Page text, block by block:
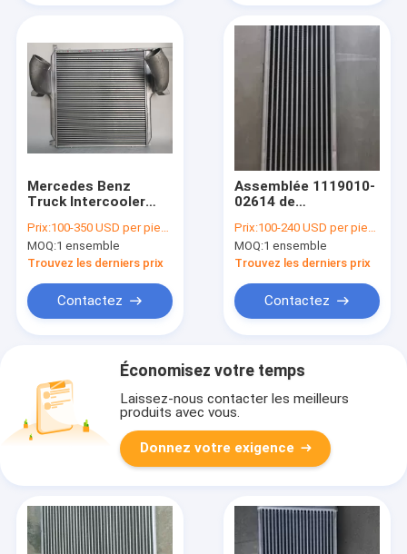
Mercedes Benz
Truck Intercooler
9425010201/9425010901
Prix:100-350 USD per piece
MOQ:1 ensemble
Trouvez les derniers prix
Contactez
Assemblée 1119010-
02614 de
intermédiaire de
radiateur d'autobus
de Yutong
Prix:100-240 USD per piece
MOQ:1 ensemble
Trouvez les derniers prix
Contactez
Économisez votre temps
Laissez-nous contacter les meilleurs
produits avec vous.
Donnez votre exigence